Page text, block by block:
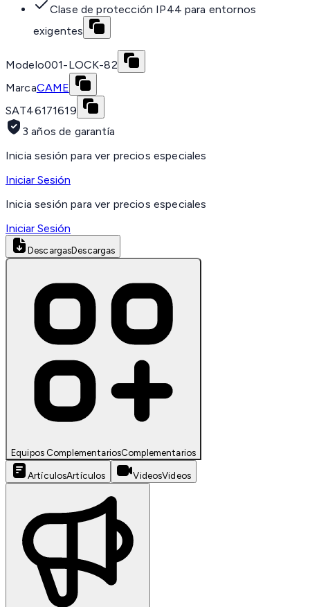
Clase de protección IP44 para entornos
exigentes
Modelo001-LOCK-82
MarcaCAME
SAT46171619
3 años de garantía
Inicia sesión para ver precios especiales
Iniciar Sesión
Inicia sesión para ver precios especiales
Iniciar Sesión
DescargasDescargas
Equipos ComplementariosComplementarios
ArtículosArtículos VideosVideos